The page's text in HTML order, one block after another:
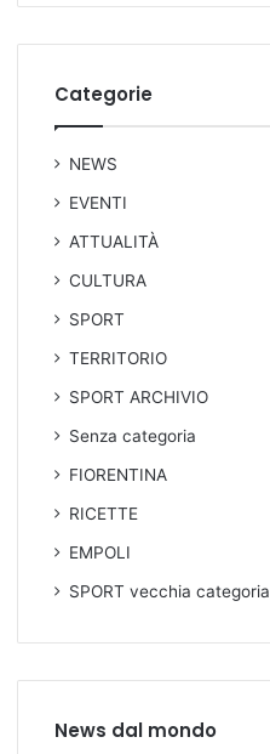
Categorie
NEWS
EVENTI
ATTUALITÀ
CULTURA
SPORT
TERRITORIO
SPORT ARCHIVIO
Senza categoria
FIORENTINA
RICETTE
EMPOLI
SPORTvecchia categoria
News dal mondo